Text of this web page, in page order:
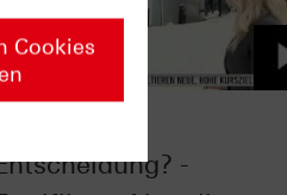
-
Cookies